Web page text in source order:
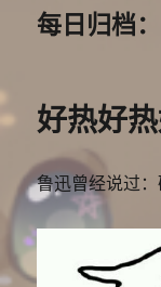
每日归档
好热好热
鲁迅曾经说过